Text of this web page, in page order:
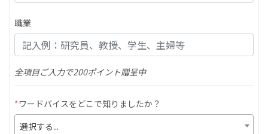
職業
全項目ご入力で200ポイント贈呈中
*ワードバイスをどこで知りましたか？
選択する...